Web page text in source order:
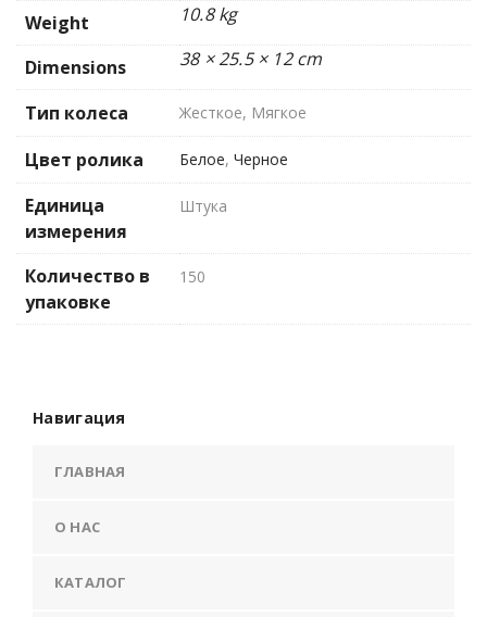
Weight 10.8 kg
Dimensions 38 × 25.5 × 12 cm
Тип колеса Жесткое, Мягкое
Цвет ролика Белое, Черное
Единица
измерения
Штука
Количество в
упаковке
150
Навигация
ГЛАВНАЯ
О НАС
КАТАЛОГ